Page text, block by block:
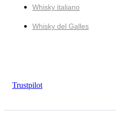
Whisky italiano
Whisky del Galles
Trustpilot